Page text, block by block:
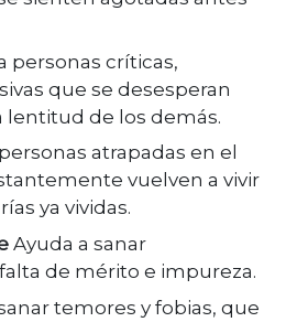
personas críticas,
que se desesperan
de los demás.
atrapadas en el
vuelven a vivir
ya vividas.
Ayuda a sanar
de mérito e impureza.
temores y fobias, que